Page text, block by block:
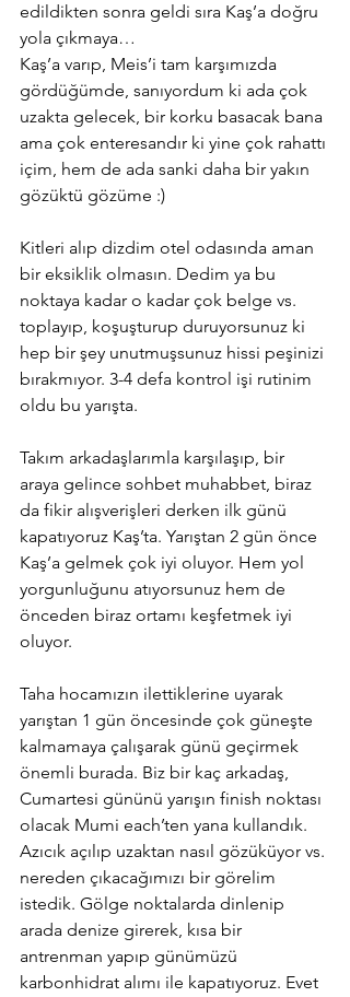
edildikten sonra geldi sıra Kaş’a doğru
yola çıkmaya…
Kaş’a varıp, Meis’i tam karşımızda
gördüğümde, sanıyordum ki ada çok
uzakta gelecek, bir korku basacak bana
ama çok enteresandır ki yine çok rahattı
içim, hem de ada sanki daha bir yakın
gözüktü gözüme :)
Kitleri alıp dizdim otel odasında aman
bir eksiklik olmasın. Dedim ya bu
noktaya kadar o kadar çok belge vs.
toplayıp, koşuşturup duruyorsunuz ki
hep bir şey unutmuşsunuz hissi peşinizi
bırakmıyor. 3-4 defa kontrol işi rutinim
oldu bu yarışta.
Takım arkadaşlarımla karşılaşıp, bir
araya gelince sohbet muhabbet, biraz
da fikir alışverişleri derken ilk günü
kapatıyoruz Kaş’ta. Yarıştan 2 gün önce
Kaş’a gelmek çok iyi oluyor. Hem yol
yorgunluğunu atıyorsunuz hem de
önceden biraz ortamı keşfetmek iyi
oluyor.
Taha hocamızın ilettiklerine uyarak
yarıştan 1 gün öncesinde çok güneşte
kalmamaya çalışarak günü geçirmek
önemli burada. Biz bir kaç arkadaş,
Cumartesi gününü yarışın finish noktası
olacak Mumi each’ten yana kullandık.
Azıcık açılıp uzaktan nasıl gözüküyor vs.
nereden çıkacağımızı bir görelim
istedik. Gölge noktalarda dinlenip
arada denize girerek, kısa bir
antrenman yapıp günümüzü
karbonhidrat alımı ile kapatıyoruz. Evet